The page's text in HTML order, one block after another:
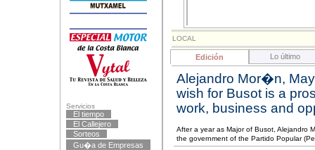
Servicios
El tiempo
El Callejero
Sorteos
Gu�a de Empresas
LOCAL
Edición Lo último
Alejandro Mor�n,
wish for Busot is a
work, business and
After a year as Major of Busot, Alejandro
the government of the Partido Popular